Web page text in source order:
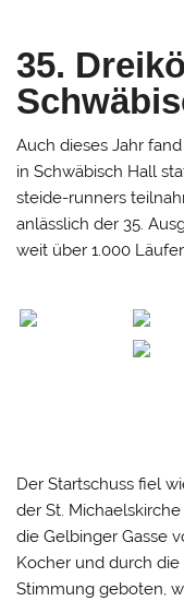
35.
Auch dieses Jahr
in Schwäbisch Hall
steide-runners
anlässlich der 35.
weit über 1.000
Der Startschuss fiel
der St.
die Gelbinger Gasse
Kocher und durch
Stimmung geboten,